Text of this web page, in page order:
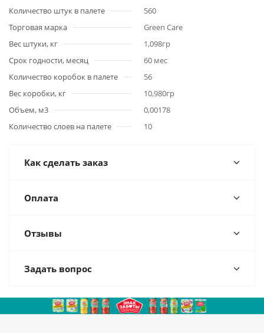
Количество штук в палете
560
Торговая марка
Green Care
Вес штуки, кг
1,098гр
Срок годности, месяц
60 мес
Количество коробок в палете
56
Вес коробки, кг
10,980гр
Объем, м3
0,00178
Количество слоев на палете
10
Как сделать заказ
Оплата
Отзывы
Задать вопрос